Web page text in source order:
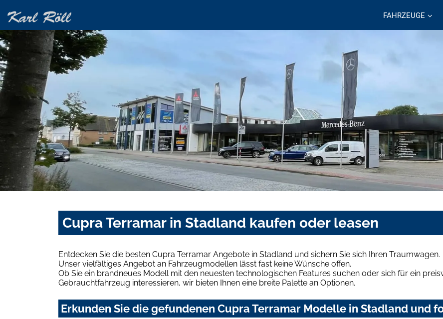
FAHRZEUGE
Cupra Terramar in Stadland kaufen oder leasen
Entdecken Sie die besten Cupra Terramar Angebote in Stadland und sichern Sie sich Ihren Traumwagen.
Unser vielfältiges Angebot an Fahrzeugmodellen lässt fast keine Wünsche offen.
Ob Sie ein brandneues Modell mit den neuesten technologischen Features suchen oder sich für ein
Gebrauchtfahrzeug interessieren, wir bieten Ihnen eine breite Palette an Optionen.
Erkunden Sie die gefundenen Cupra Terramar Modelle in Stadland und